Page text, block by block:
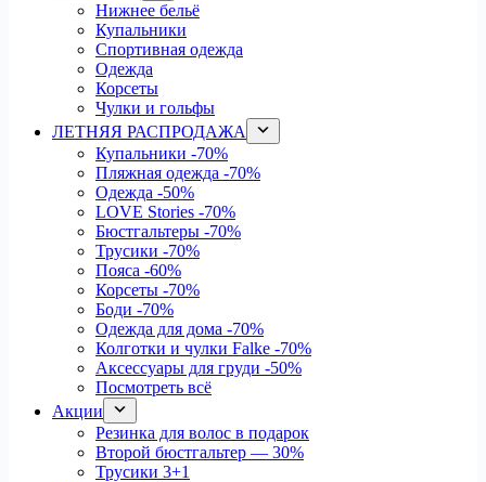
Нижнее бельё
Купальники
Спортивная одежда
Одежда
Корсеты
Чулки и гольфы
ЛЕТНЯЯ РАСПРОДАЖА
Купальники -70%
Пляжная одежда -70%
Одежда -50%
LOVE Stories -70%
Бюстгальтеры -70%
Трусики -70%
Пояса -60%
Корсеты -70%
Боди -70%
Одежда для дома -70%
Колготки и чулки Falke -70%
Аксессуары для груди -50%
Посмотреть всё
Акции
Резинка для волос в подарок
Второй бюстгальтер — 30%
Трусики 3+1